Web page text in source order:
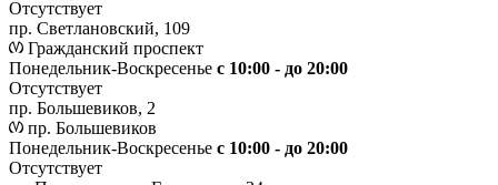
Отсутствует
пр. Светлановский, 109
Гражданский проспект
Понедельник-Воскресенье с 10:00 - до 20:00
Отсутствует
пр. Большевиков, 2
пр. Большевиков
Понедельник-Воскресенье с 10:00 - до 20:00
Отсутствует